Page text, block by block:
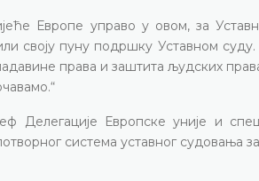
Европе управо у овом, за
своју пуну подршку Уставном
права и заштита људских
Делегације Европске уније и
система уставног